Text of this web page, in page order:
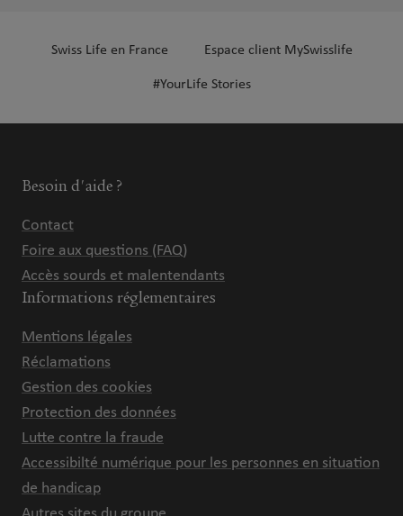
Swiss Life en France Espace client MySwisslife
#YourLife Stories
Besoin d'aide ?
Contact
Foire aux questions (FAQ)
Accès sourds et malentendants
Informations réglementaires
Mentions légales
Réclamations
Gestion des cookies
Protection des données
Lutte contre la fraude
Accessibilté numérique pour les personnes en situation
de handicap